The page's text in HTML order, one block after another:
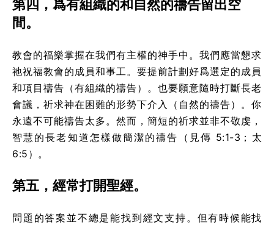
第四，爲有組織的和自然的禱告留出空
間。
教會的福樂掌握在我們有主權的神手中。我們應當懇求
祂祝福教會的成員和事工。要提前計劃好爲選定的成員
和項目禱告（有組織的禱告）。也要願意隨時打斷長老
會議，祈求神在困難的形勢下介入（自然的禱告）。你
永遠不可能禱告太多。然而，簡短的祈求並非不敬虔，
智慧的長老知道怎樣做簡潔的禱告（見傳 5:1-3；太
6:5）。
第五，經常打開聖經。
問題的答案並不總是能找到經文支持。但有時候能找